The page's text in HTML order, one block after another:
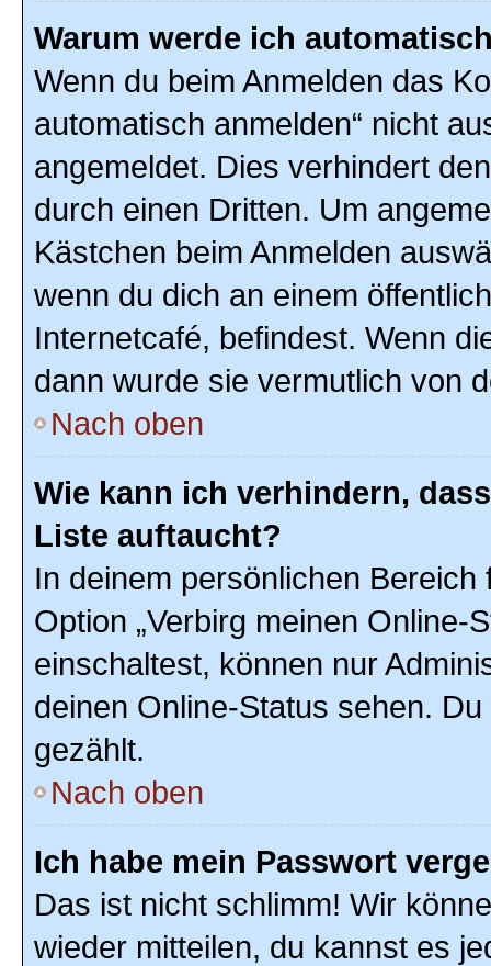
Warum werde ich
Wenn du beim Anmelden das
automatisch anmelden“ nicht
angemeldet. Dies verhindert
durch einen Dritten. Um
Kästchen beim Anmelden
wenn du dich an einem
Internetcafé, befindest. Wenn
dann wurde sie vermutlich von
Nach oben
Wie kann ich verhindern,
Liste auftaucht?
In deinem persönlichen
Option „Verbirg meinen Online-
einschaltest, können nur
deinen Online-Status sehen.
gezählt.
Nach oben
Ich habe mein Passwort
Das ist nicht schlimm! Wir
wieder mitteilen, du kannst es